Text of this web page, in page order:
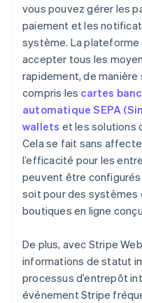
vous pouvez gérer les
paiement et les
système. La
accepter tous les
rapidement, de
compris les cartes
automatique SEPA
wallets et les solutions
Cela se fait sans
l’efficacité pour les
peuvent être
soit pour des systèmes
boutiques en ligne
De plus, avec Stripe
informations de statut
processus d’entrepôt
événement Stripe